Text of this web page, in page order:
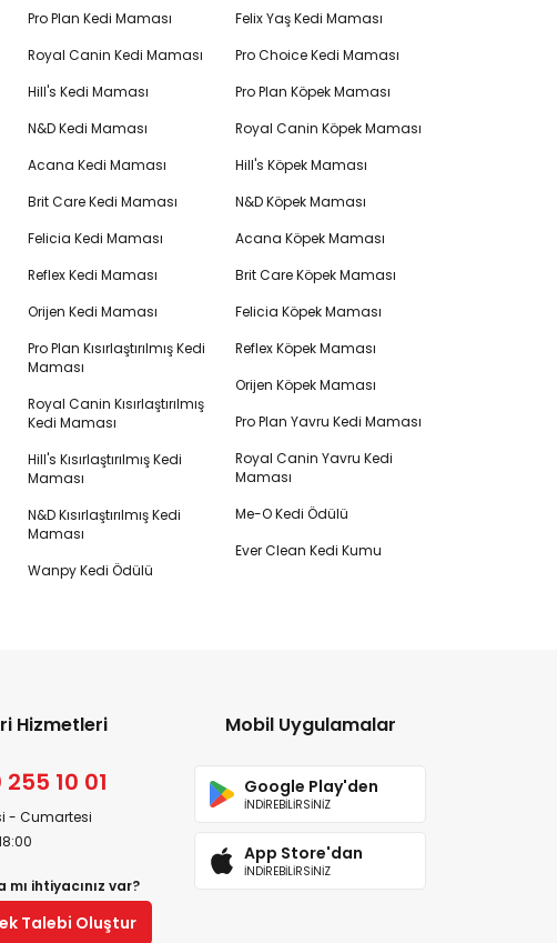
Pro Plan Kedi Maması
Royal Canin Kedi Maması
Hill's Kedi Maması
N&D Kedi Maması
Acana Kedi Maması
Brit Care Kedi Maması
Felicia Kedi Maması
Reflex Kedi Maması
Orijen Kedi Maması
Pro Plan Kısırlaştırılmış Kedi
Maması
Royal Canin Kısırlaştırılmış
Kedi Maması
Hill's Kısırlaştırılmış Kedi
Maması
N&D Kısırlaştırılmış Kedi
Maması
Wanpy Kedi Ödülü
Felix Yaş Kedi Maması
Pro Choice Kedi Maması
Pro Plan Köpek Maması
Royal Canin Köpek Maması
Hill's Köpek Maması
N&D Köpek Maması
Acana Köpek Maması
Brit Care Köpek Maması
Felicia Köpek Maması
Reflex Köpek Maması
Orijen Köpek Maması
Pro Plan Yavru Kedi Maması
Royal Canin Yavru Kedi
Maması
Me-O Kedi Ödülü
Ever Clean Kedi Kumu
Hizmetleri
10 01
- Cumartesi
mı ihtiyacınız var?
Talebi Oluştur
Mobil Uygulamalar
Google Play'den
İNDİREBİLİRSİNİZ
App Store'dan
İNDİREBİLİRSİNİZ